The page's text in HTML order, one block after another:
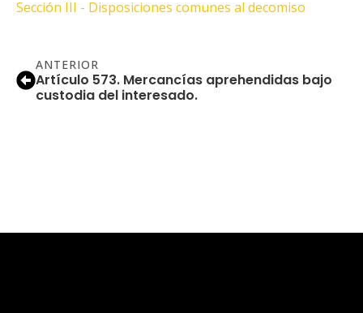
Sección III - Disposiciones comunes al decomiso
ANTERIOR
Artículo 573. Mercancías aprehendidas bajo
custodia del interesado.